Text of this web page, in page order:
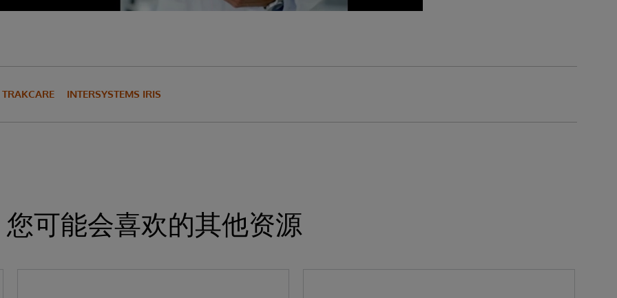
TRAKCARE INTERSYSTEMS IRIS
您可能会喜欢的其他资源